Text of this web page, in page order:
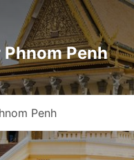
Penh
Penh